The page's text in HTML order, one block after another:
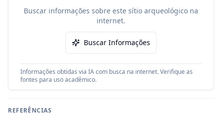
Buscar informações sobre este sítio arqueológico na
internet.
Buscar Informações
Informações obtidas via IA com busca na internet. Verifique as
fontes para uso acadêmico.
REFERÊNCIAS